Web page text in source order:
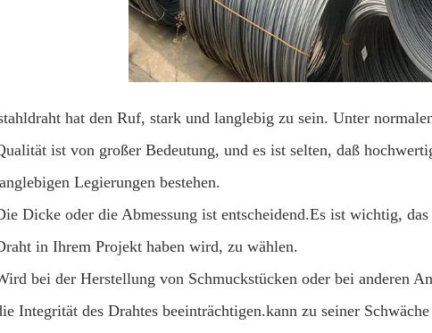
hat den Ruf, stark und langlebig zu sein. Unter
ist von großer Bedeutung, und es ist selten, daß
Legierungen bestehen.
Dicke oder die Abmessung ist entscheidend.Es ist wichtig,
in Ihrem Projekt haben wird, zu wählen.
bei der Herstellung von Schmuckstücken oder bei anderen
Integrität des Drahtes beeinträchtigen.kann zu seiner